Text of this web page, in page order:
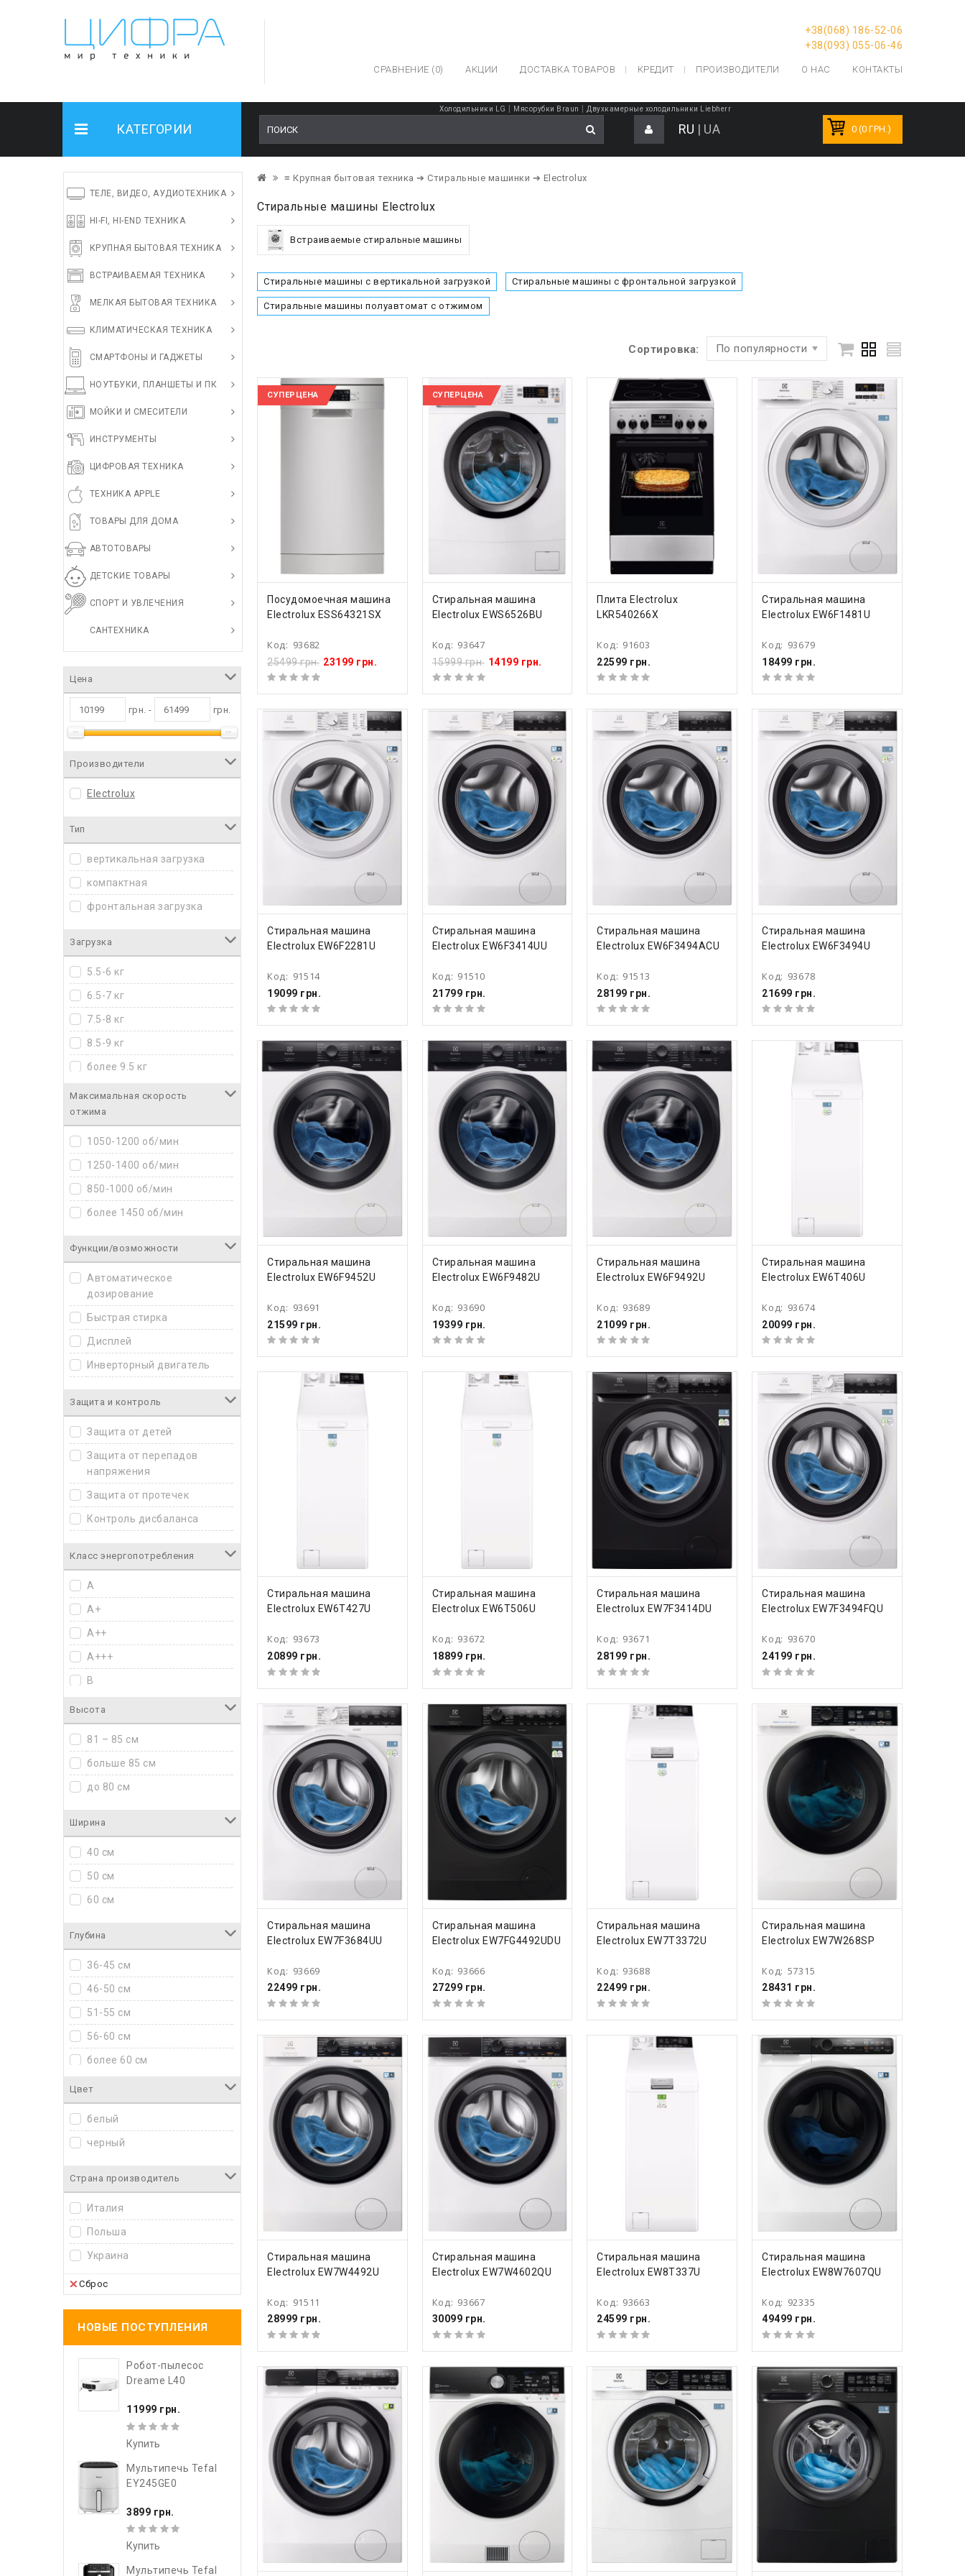
+38(068) 186-52-06
+38(093) 055-06-46
СРАВНЕНИЕ (0) АКЦИИ ДОСТАВКА ТОВАРОВ КРЕДИТ ПРОИЗВОДИТЕЛИ О НАС КОНТАКТЫ
КАТЕГОРИИ
Холодильники LG Мясорубки Braun Двухкамерные холодильники Liebherr
RU | UA 0 (0 ГРН.)
ТЕЛЕ, ВИДЕО, АУДИОТЕХНИКА
HI-FI, HI-END ТЕХНИКА
КРУПНАЯ БЫТОВАЯ ТЕХНИКА
ВСТРАИВАЕМАЯ ТЕХНИКА
МЕЛКАЯ БЫТОВАЯ ТЕХНИКА
КЛИМАТИЧЕСКАЯ ТЕХНИКА
СМАРТФОНЫ И ГАДЖЕТЫ
НОУТБУКИ, ПЛАНШЕТЫ И ПК
МОЙКИ И СМЕСИТЕЛИ
ИНСТРУМЕНТЫ
ЦИФРОВАЯ ТЕХНИКА
ТЕХНИКА APPLE
ТОВАРЫ ДЛЯ ДОМА
АВТОТОВАРЫ
ДЕТСКИЕ ТОВАРЫ
СПОРТ И УВЛЕЧЕНИЯ
САНТЕХНИКА
Цена
грн. - грн.
Производители
Electrolux
Тип
вертикальная загрузка
компактная
фронтальная загрузка
Загрузка
5.5-6 кг
6.5-7 кг
7.5-8 кг
8.5-9 кг
более 9.5 кг
Максимальная скорость
отжима
1050-1200 об/мин
1250-1400 об/мин
850-1000 об/мин
более 1450 об/мин
Функции/возможности
Автоматическое
дозирование
Быстрая стирка
Дисплей
Инверторный двигатель
Стирка паром
Управление через Интернет
Защита и контроль
Защита от детей
Защита от перепадов
напряжения
Защита от протечек
Контроль дисбаланса
Класс энергопотребления
A
A+
A++
A+++
B
Высота
81 – 85 см
больше 85 см
до 80 см
Ширина
40 см
50 см
60 см
Глубина
36-45 см
46-50 см
51-55 см
56-60 см
более 60 см
Цвет
белый
черный
Страна производитель
Италия
Польша
Украина
Сброс
НОВЫЕ ПОСТУПЛЕНИЯ
Робот-пылесос
Dreame L40
11999 грн.
Купить
Мультипечь Tefal
EY245GE0
3899 грн.
Купить
Мультипечь Tefal
≡ Крупная бытовая техника ➔ Стиральные машинки ➔ Electrolux
Стиральные машины Electrolux
Встраиваемые стиральные машины
Стиральные машины с вертикальной загрузкой Стиральные машины с фронтальной загрузкой
Стиральные машины полуавтомат с отжимом
Сортировка: По популярности
СУПЕРЦЕНА
КУПИТЬ
Посудомоечная машина
Electrolux ESS64321SX
Код: 93682
25499 грн. 23199 грн.
СУПЕРЦЕНА
КУПИТЬ
Стиральная машина
Electrolux EWS6526BU
Код: 93647
15999 грн. 14199 грн.
КУПИТЬ
Плита Electrolux
LKR540266X
Код: 91603
22599 грн.
КУПИТЬ
Стиральная машина
Electrolux EW6F1481U
Код: 93679
18499 грн.
КУПИТЬ
Стиральная машина
Electrolux EW6F2281U
Код: 91514
19099 грн.
КУПИТЬ
Стиральная машина
Electrolux EW6F3414UU
Код: 91510
21799 грн.
КУПИТЬ
Стиральная машина
Electrolux EW6F3494ACU
Код: 91513
28199 грн.
КУПИТЬ
Стиральная машина
Electrolux EW6F3494U
Код: 93678
21699 грн.
КУПИТЬ
Стиральная машина
Electrolux EW6F9452U
Код: 93691
21599 грн.
КУПИТЬ
Стиральная машина
Electrolux EW6F9482U
Код: 93690
19399 грн.
КУПИТЬ
Стиральная машина
Electrolux EW6F9492U
Код: 93689
21099 грн.
КУПИТЬ
Стиральная машина
Electrolux EW6T406U
Код: 93674
20099 грн.
КУПИТЬ
Стиральная машина
Electrolux EW6T427U
Код: 93673
20899 грн.
КУПИТЬ
Стиральная машина
Electrolux EW6T506U
Код: 93672
18899 грн.
КУПИТЬ
Стиральная машина
Electrolux EW7F3414DU
Код: 93671
28199 грн.
КУПИТЬ
Стиральная машина
Electrolux EW7F3494FQU
Код: 93670
24199 грн.
КУПИТЬ
Стиральная машина
Electrolux EW7F3684UU
Код: 93669
22499 грн.
КУПИТЬ
Стиральная машина
Electrolux EW7FG4492UDU
Код: 93666
27299 грн.
КУПИТЬ
Стиральная машина
Electrolux EW7T3372U
Код: 93688
22499 грн.
КУПИТЬ
Стиральная машина
Electrolux EW7W268SP
Код: 57315
28431 грн.
КУПИТЬ
Стиральная машина
Electrolux EW7W4492U
Код: 91511
28999 грн.
КУПИТЬ
Стиральная машина
Electrolux EW7W4602QU
Код: 93667
30099 грн.
КУПИТЬ
Стиральная машина
Electrolux EW8T337U
Код: 93663
24599 грн.
КУПИТЬ
Стиральная машина
Electrolux EW8W7607QU
Код: 92335
49499 грн.